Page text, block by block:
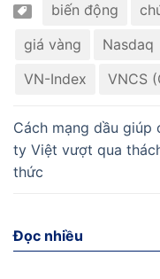
biến động
giá vàng
Nasdaq
VN-Index
VNCS
Cách mạng dầu giúp
ty Việt vượt qua
thức
Đọc nhiều